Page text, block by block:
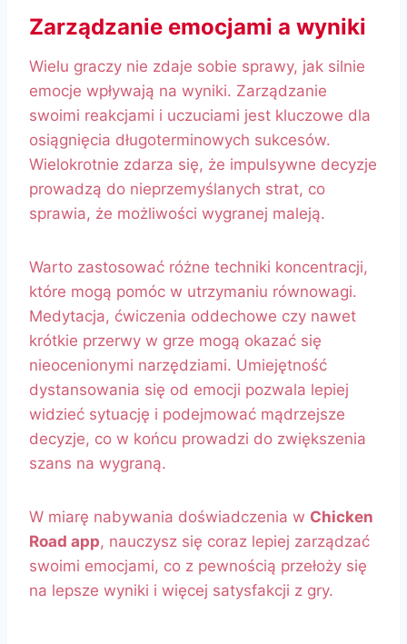
Zarządzanie emocjami a wyniki
Wielu graczy nie zdaje sobie sprawy, jak silnie
emocje wpływają na wyniki. Zarządzanie
swoimi reakcjami i uczuciami jest kluczowe dla
osiągnięcia długoterminowych sukcesów.
Wielokrotnie zdarza się, że impulsywne decyzje
prowadzą do nieprzemyślanych strat, co
sprawia, że możliwości wygranej maleją.
Warto zastosować różne techniki koncentracji,
które mogą pomóc w utrzymaniu równowagi.
Medytacja, ćwiczenia oddechowe czy nawet
krótkie przerwy w grze mogą okazać się
nieocenionymi narzędziami. Umiejętność
dystansowania się od emocji pozwala lepiej
widzieć sytuację i podejmować mądrzejsze
decyzje, co w końcu prowadzi do zwiększenia
szans na wygraną.
W miarę nabywania doświadczenia w Chicken
Road app, nauczysz się coraz lepiej zarządzać
swoimi emocjami, co z pewnością przełoży się
na lepsze wyniki i więcej satysfakcji z gry.